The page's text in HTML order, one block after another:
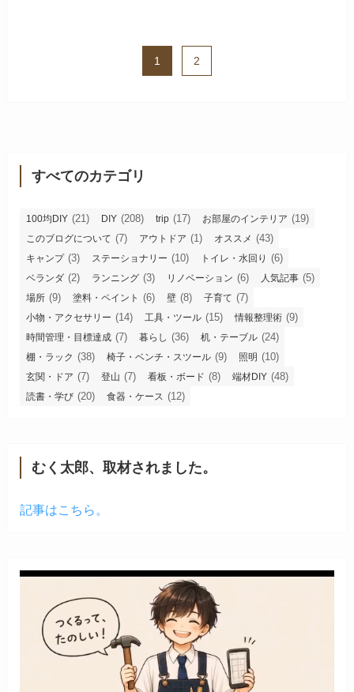
1 2
すべてのカテゴリ
100均DIY (21) DIY (208) trip (17) お部屋のインテリア (19)
このブログについて (7) アウトドア (1) オススメ (43)
キャンプ(3) ステーショナリー (10) トイレ・水回り (6)
ベランダ (2) ランニング (3) リノベーション (6) 人気記事 (5)
場所 (9) 塗料・ペイント (6) 壁 (8) 子育て (7)
小物・アクセサリー (14) 工具・ツール (15) 情報整理術 (9)
時間管理・目標達成 (7) 暮らし (36) 机・テーブル (24)
棚・ラック (38) 椅子・ベンチ・スツール (9) 照明 (10)
玄関・ドア (7) 登山 (7) 看板・ボード (8) 端材DIY (48)
読書・学び (20) 食器・ケース (12)
むく太郎、取材されました。
記事はこちら。
動